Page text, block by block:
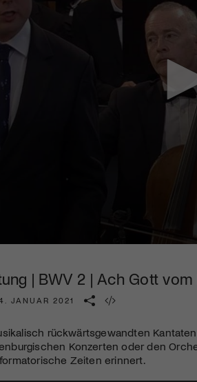
| BWV 2 | Ach Gott
JANUAR 2021
rückwärtsgewandten
Konzerten oder den
Zeiten erinnert.
mit: «Be Part of the Art»!
und unterstütze unsere
deiner Mitgliedschaft erhältst du